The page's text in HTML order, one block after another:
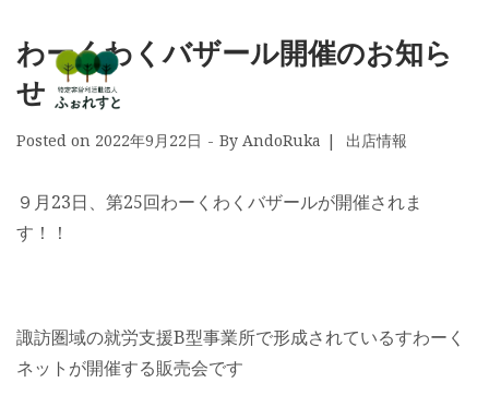
わーくわくバザール開催のお知ら
せ
Posted on 2022年9月22日 By AndoRuka 出店情報
９月23日、第25回わーくわくバザールが開催されま
す！！
諏訪圏域の就労支援B型事業所で形成されているすわーく
ネットが開催する販売会です